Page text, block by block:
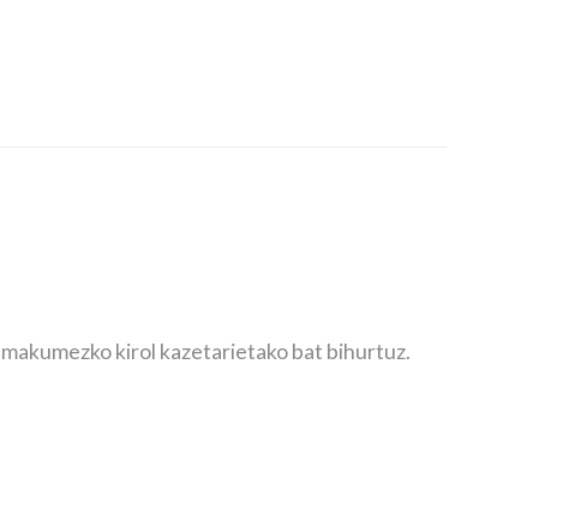
kirol kazetarietako bat bihurtuz.